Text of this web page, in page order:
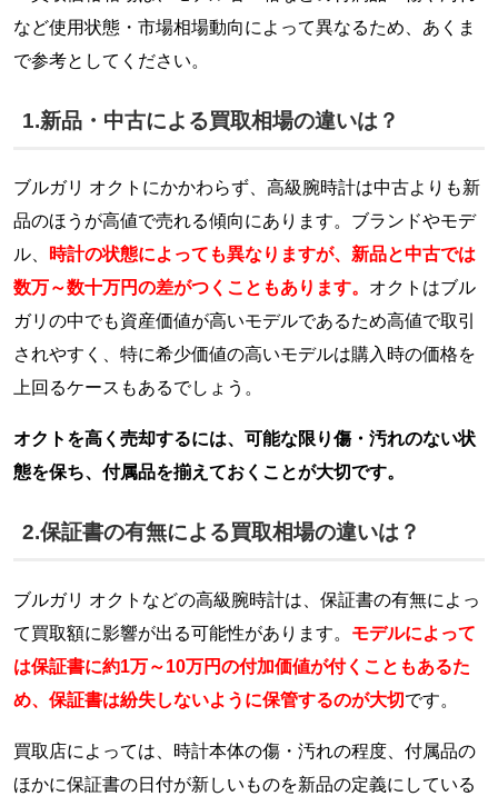
など使用状態・市場相場動向によって異なるため、あくま
で参考としてください。
1.新品・中古による買取相場の違いは？
ブルガリ オクトにかかわらず、高級腕時計は中古よりも新
品のほうが高値で売れる傾向にあります。ブランドやモデ
ル、
時計の状態によっても異なりますが、新品と中古では
数万～数十万円の差がつくこともあります。 オクトはブル
ガリの中でも資産価値が高いモデルであるため高値で取引
されやすく、特に希少価値の高いモデルは購入時の価格を
上回るケースもあるでしょう。
オクトを高く売却するには、可能な限り傷・汚れのない状
態を保ち、付属品を揃えておくことが大切です。
2.保証書の有無による買取相場の違いは？
ブルガリ オクトなどの高級腕時計は、保証書の有無によっ
て買取額に影響が出る可能性があります。 モデルによって
は保証書に約1万～10万円の付加価値が付くこともあるた
め、保証書は紛失しないように保管するのが大切です。
買取店によっては、時計本体の傷・汚れの程度、付属品の
ほかに保証書の日付が新しいものを新品の定義にしている